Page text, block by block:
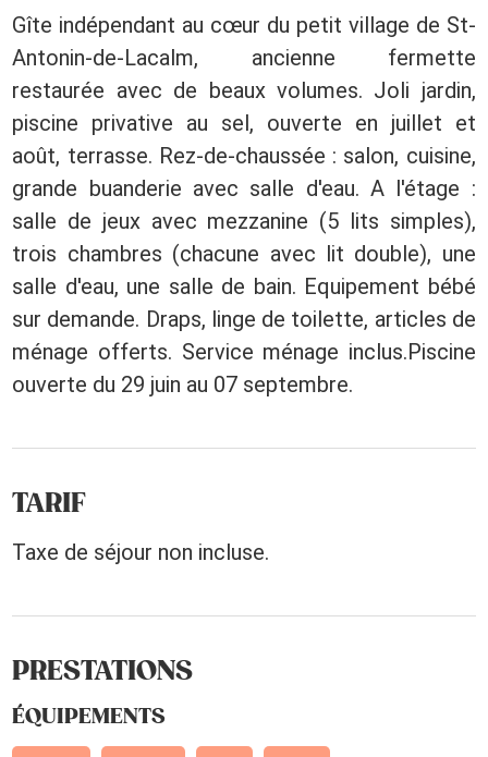
Gîte indépendant au cœur du petit village de St-
Antonin-de-Lacalm, ancienne fermette
restaurée avec de beaux volumes. Joli jardin,
piscine privative au sel, ouverte en juillet et
août, terrasse. Rez-de-chaussée : salon, cuisine,
grande buanderie avec salle d'eau. A l'étage :
salle de jeux avec mezzanine (5 lits simples),
trois chambres (chacune avec lit double), une
salle d'eau, une salle de bain. Equipement bébé
sur demande. Draps, linge de toilette, articles de
ménage offerts. Service ménage inclus.Piscine
ouverte du 29 juin au 07 septembre.
TARIF
Taxe de séjour non incluse.
PRESTATIONS
ÉQUIPEMENTS